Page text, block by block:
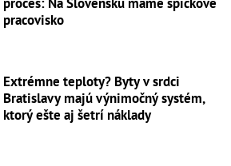
pracovisko
Extrémne teploty? Byty v srdci
Bratislavy majú výnimočný systém,
ktorý ešte aj šetrí náklady